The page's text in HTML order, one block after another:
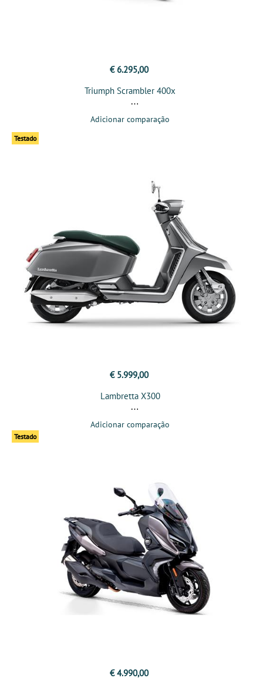
€ 6.295,00
Triumph Scrambler 400x
Adicionar comparação
Testado
€ 5.999,00
Lambretta X300
Adicionar comparação
Testado
€ 4.990,00